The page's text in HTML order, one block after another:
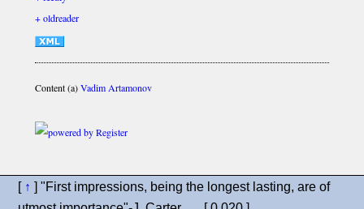
+ oldreader
Content (a)Vadim Artamonov
[ ↑ ] "First impressions, being the longest lasting, are of